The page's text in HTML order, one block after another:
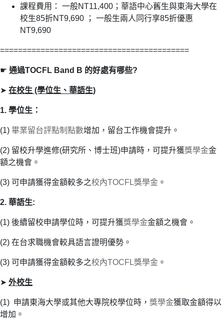
課程費用： 一般NT11,400；華語中心舊生與東海大學在
校生85折NT9,690 ； 一般生兩人同行享85折優惠
NT9,690
==========================================
☛ 通過TOCFL Band B 的好處有哪些?
➤ 在校生 (學位生、華語生)
1. 學位生：
(1) 畢業留台評點制點數增加，留台工作機會提升。
(2) 留校升學進修(研究所、博士班)申請時，可提升獲獎學金金
額之機會。
(3) 可申請獲得金額較多之校內TOCFL獎學金 。
2. 華語生:
(1) 後續留校申請學位時，可提升獲獎學金金額之機會。
(2) 在台求職機會較具語言證明優勢。
(3) 可申請獲得金額較多之校內TOCFL獎學金 。
➤ 外校生
(1) 申請東海大學或其他大專院校學位時， 獎學金獲取金額得以
增加。